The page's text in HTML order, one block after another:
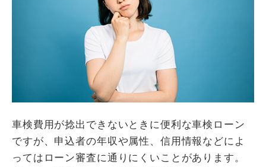
車検費用が捻出できないときに便利な車検ローン
ですが、申込者の年収や属性、信用情報などによ
ってはローン審査に通りにくいことがあります。